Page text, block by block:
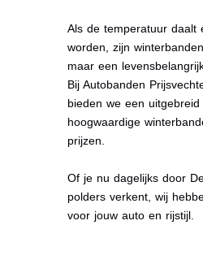
Als de temperatuur daalt
worden, zijn
maar een
Bij Autobanden
bieden we een
hoogwaardige
prijzen.
Of je nu dagelijks door
polders verkent, wij
voor jouw auto en rijstijl.